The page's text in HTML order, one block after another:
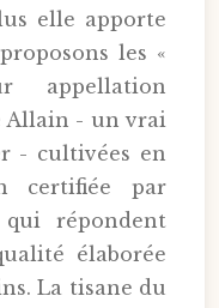
elle apporte
les «
appellation
Allain - un vrai
- cultivées en
certifiée par
répondent
élaborée
La tisane du